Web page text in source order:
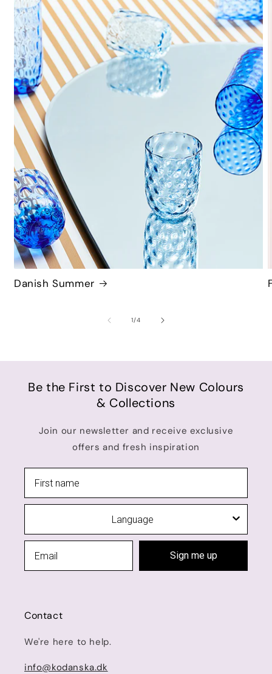
Danish Summer
1/of
4
Be the First to Discover New Colours
& Collections
Join our newsletter and receive exclusive
offers and fresh inspiration
Sign me up
Contact
We're here to help.
info@kodanska.dk